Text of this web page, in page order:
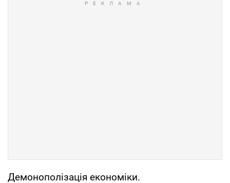
Демонополізація економіки.